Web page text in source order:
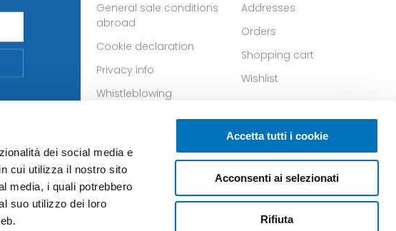
dei social media e
cui utilizza il nostro sito
media, i quali potrebbero
suo utilizzo dei loro
Accetta tutti i cookie
Acconsenti ai selezionati
Rifiuta
General sale conditions
abroad
Cookie declaration
Privacy info
Whistleblowing
Addresses
Orders
Shopping cart
Wishlist
Download Android app